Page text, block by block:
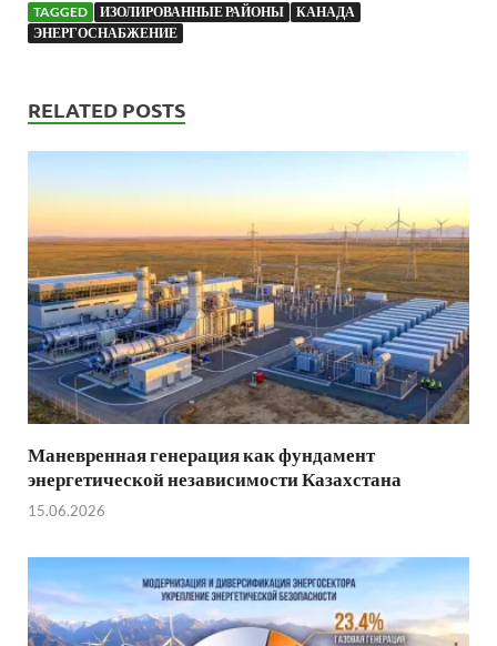
TAGGED ИЗОЛИРОВАННЫЕ РАЙОНЫ
КАНАДА
ЭНЕРГОСНАБЖЕНИЕ
RELATED POSTS
Маневренная генерация как фундамент
энергетической независимости Казахстана
15.06.2026